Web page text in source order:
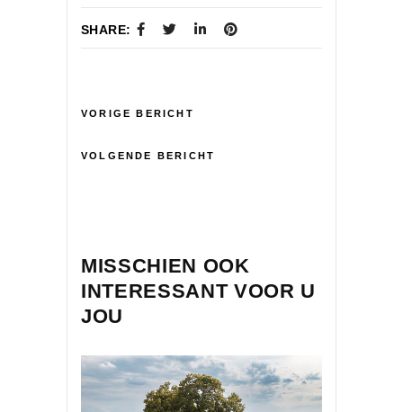
SHARE:
VORIGE BERICHT
VOLGENDE BERICHT
MISSCHIEN OOK
INTERESSANT VOOR U
JOU